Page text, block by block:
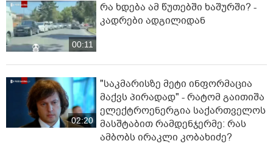
00:11
რა ხდება ამ წუთებში ხაშურში? -
კადრები ადგილიდან
02:20
"საკმარისზე მეტი ინფორმაცია
მაქვს პირადად" - რატომ გაითიშა
ელექტროენერგია საქართველოს
მასშტაბით რამდენჯერმე: რას
ამბობს ირაკლი კობახიძე?